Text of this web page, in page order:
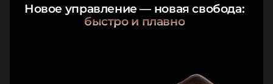
Новое управление — новая свобода:
быстро и плавно